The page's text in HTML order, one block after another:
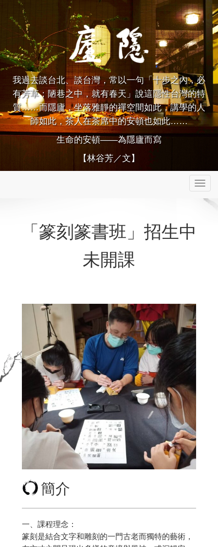
我過去談台北、談台灣，常以一句「十步之內，必
有芳草；陋巷之中，就有春天」說這隱性台灣的特
質……而隱廬，坐落雅靜的禪空間如此，講學的人
師如此，茶人在茶席中的安頓也如此……
生命的安頓——為隱廬而寫
【林谷芳／文】
Toggle
「篆刻篆書班」招生中
未開課
簡介
一、課程理念：
篆刻是結合文字和雕刻的一門古老而獨特的藝術，